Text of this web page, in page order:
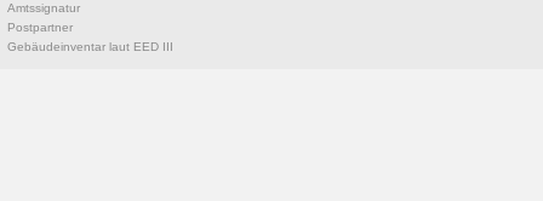
Amtssignatur
Postpartner
Gebäudeinventar laut EED III